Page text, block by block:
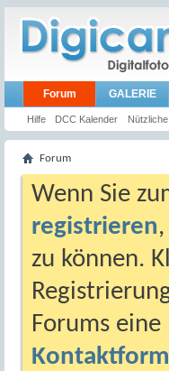
Forum
Hilfe DCC Kalender
GALERIE
Forum
Wenn Sie
registrieren
zu können.
Forums